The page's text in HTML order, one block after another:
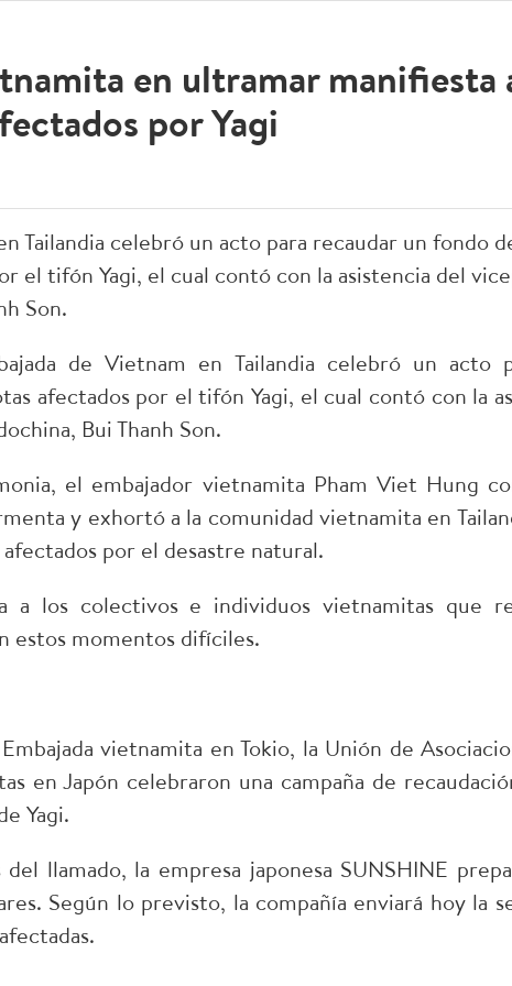
en ultramar manifiesta
por Yagi
Tailandia celebró un acto para recaudar un fondo
el tifón Yagi, el cual contó con la asistencia del
Son.
de Vietnam en Tailandia celebró un acto
afectados por el tifón Yagi, el cual contó con la
Bui Thanh Son.
el embajador vietnamita Pham Viet Hung
y exhortó a la comunidad vietnamita en
por el desastre natural.
a los colectivos e individuos vietnamitas que
estos momentos difíciles.
vietnamita en Tokio, la Unión de
en Japón celebraron una campaña de
Yagi.
llamado, la empresa japonesa SUNSHINE
Según lo previsto, la compañía enviará hoy la